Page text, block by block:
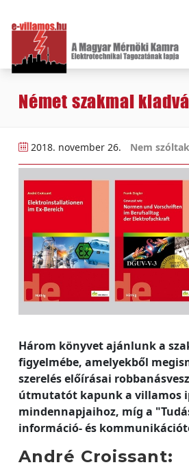
Német szakmai
2018. november 26. Nem
Három könyvet ajánlunk a
figyelmébe, amelyekből
szerelés előírásai
útmutatót kapunk a villamos
mindennapjaihoz, míg a
információ- és
André Croissant: